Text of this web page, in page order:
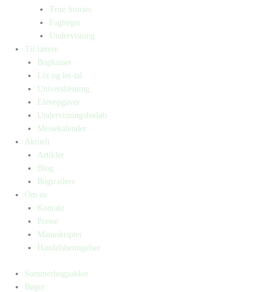
True Stories
Fagbøger
Undervisning
Til lærere
Bogkasser
Lix og let-tal
Universlæsning
Elevopgaver
Undervisningsforløb
Messekalender
Aktuelt
Artikler
Blog
Bogtrailere
Om os
Kontakt
Presse
Manuskripter
Handelsbetingelser
Sommerbogpakker
Bøger